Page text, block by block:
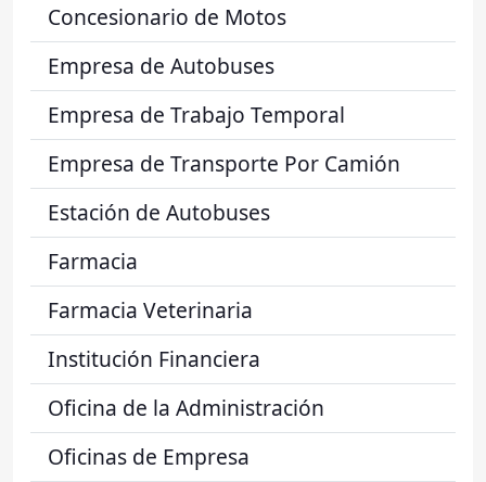
Concesionario de Motos
Empresa de Autobuses
Empresa de Trabajo Temporal
Empresa de Transporte Por Camión
Estación de Autobuses
Farmacia
Farmacia Veterinaria
Institución Financiera
Oficina de la Administración
Oficinas de Empresa